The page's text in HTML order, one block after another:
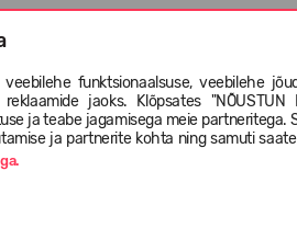
funktsionaalsuse, veebilehe
jaoks. Klõpsates "NÕUSTUN
ja teabe jagamisega meie partneritega.
ja partnerite kohta ning samuti
piirkonnas;